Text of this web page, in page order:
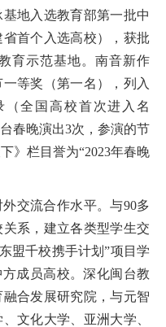
基地入选教育部第一批中
首个入选高校），获批
育示范基地。南音新作
等奖（第一名），列入
全国高校首次进入名
春晚演出3次，参演的节
》栏目誉为“2023年春晚
交流合作水平。与90多
系， 建立各类型学生交
盟千校携手计划”项目学
成员高校。深化闽台教
合发展研究院 ，与元智
文化大学、亚洲大学、